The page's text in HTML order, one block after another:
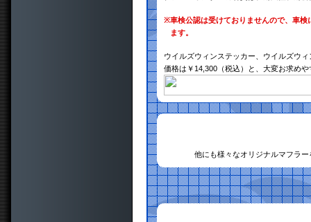
※車検公認は受けておりませんので、車
ます。
ウイルズウィンステッカー、ウイルズウ
価格は￥14,300（税込）と、大変お求め
他にも様々なオリジナルマフラ